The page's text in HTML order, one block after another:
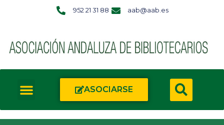
952 21 31 88 aab@aab.es
ASOCIARSE